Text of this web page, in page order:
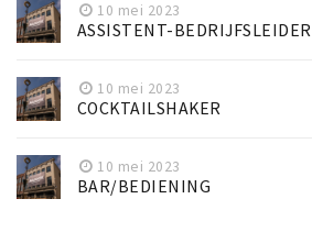
10 mei 2023
ASSISTENT-BEDRIJFSLEIDER
10 mei 2023
COCKTAILSHAKER
10 mei 2023
BAR/BEDIENING